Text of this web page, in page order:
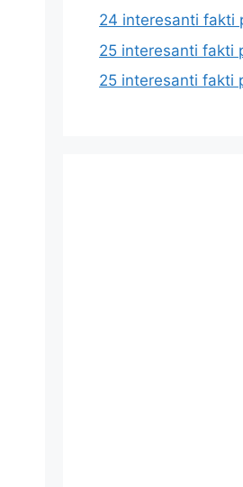
24 interesanti fakti
25 interesanti fakti
25 interesanti fakti